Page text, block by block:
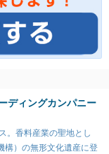
ディングカンパニー
。香料産業の聖地とし
構）の無形文化遺産に登